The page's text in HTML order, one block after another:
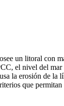
un litoral con
el nivel del
la erosión de la
que